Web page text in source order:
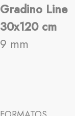
Gradino Line
30x120 cm
9 mm